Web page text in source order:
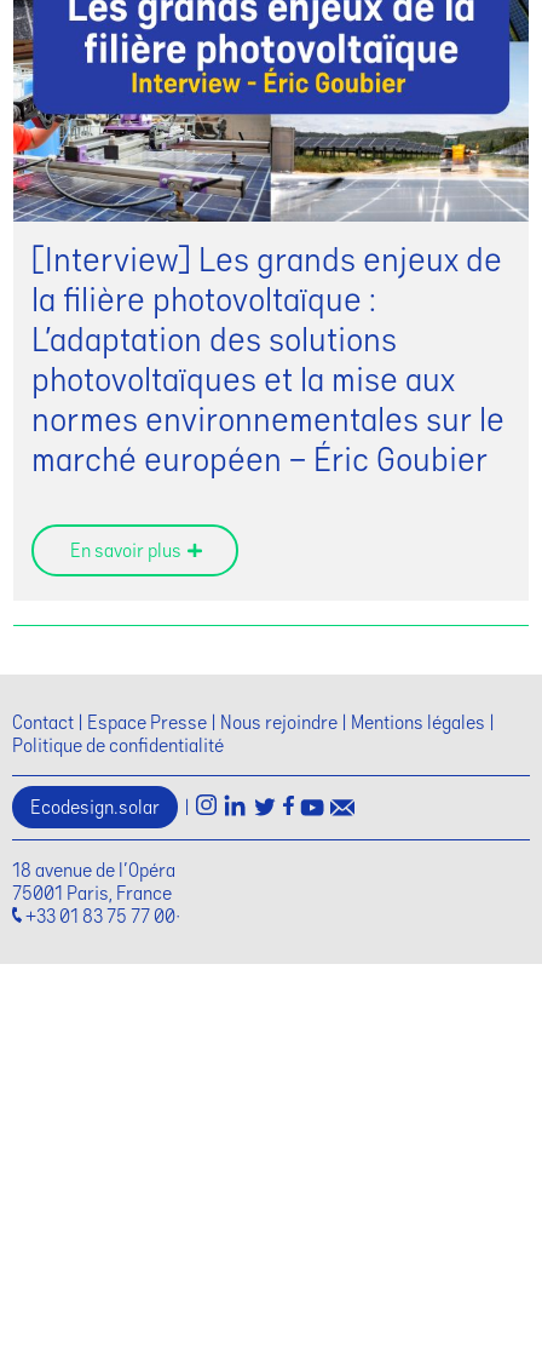
[Interview] Les grands enjeux de
la filière photovoltaïque :
L’adaptation des solutions
photovoltaïques et la mise aux
normes environnementales sur le
marché européen – Éric Goubier
En savoir plus
Contact Espace Presse Nous rejoindre
Mentions légales
Politique de confidentialité
Ecodesign.solar
18 avenue de l'Opéra
75001 Paris, France
+33 01 83 75 77 00·